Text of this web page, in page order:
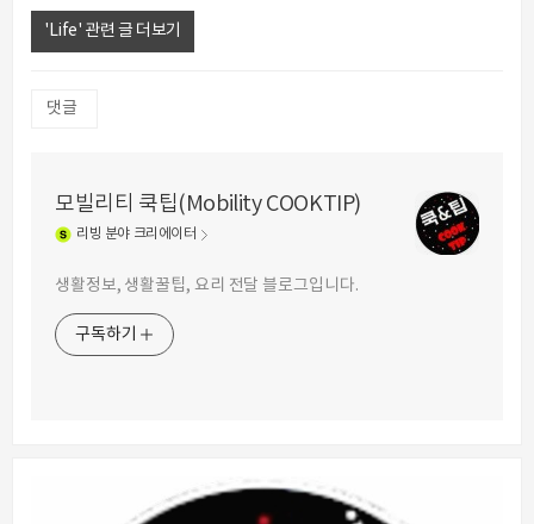
'Life' 관련 글 더보기
댓글
모빌리티 쿡팁(Mobility COOKTIP)
리빙 분야 크리에이터
생활정보, 생활꿀팁, 요리 전달 블로그입니다.
구독하기